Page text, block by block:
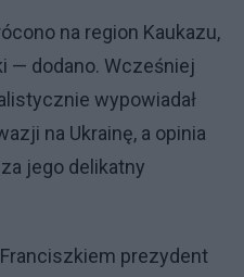
na region Kaukazu,
— dodano. Wcześniej
wypowiadał
na Ukrainę, a opinia
jego delikatny
prezydent